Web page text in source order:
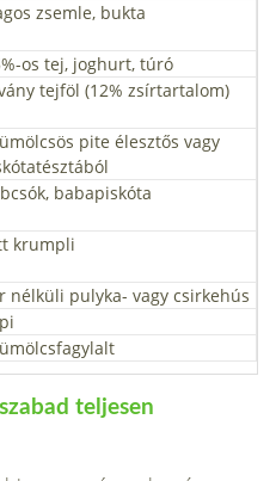
zsemle, bukta
os tej, joghurt, túró
tejföl (12% zsírtartalom)
pite élesztős vagy
babapiskóta
krumpli
nélküli pulyka- vagy csirkehús
teljesen